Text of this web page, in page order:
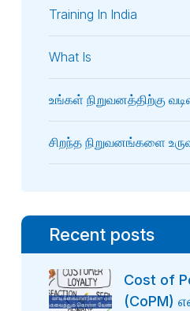
Training In India
What Is
உங்கள் நிறுவனத்திற்கு
சிறந்த நிறுவனங்களை
Recent posts
Cost of
(CoPM)